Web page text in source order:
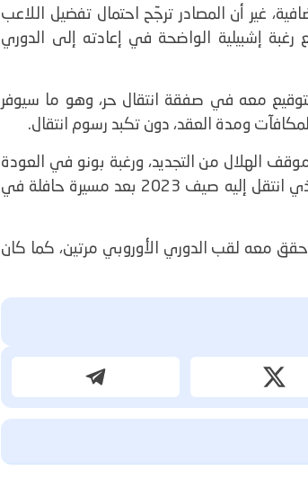
غير أن المصادر ترجّح احتمال تفضيل اللاعب
إشبيلية الواضحة في إعادته إلى الدوري
معه في صفقة انتقال حر، وهو ما سيوفر
ومدة العقد، دون تكبد رسوم انتقال.
الهلال من التجديد، ورغبة بونو في العودة
إلى أوروبا، بالإضافة إلى العلاقة التي تجمعه بالنادي السعودي الذي انتقل إليه صيف 2023 بعد مسيرة حافلة في
(33 عامًا) سبق وأن لعب لإشبيلية بين 2019 و2023، وحقق معه لقب الدوري الأوروبي مرتين، كما كان